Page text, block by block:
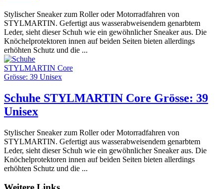
Stylischer Sneaker zum Roller oder Motorradfahren von
STYLMARTIN. Gefertigt aus wasserabweisendem genarbtem
Leder, sieht dieser Schuh wie ein gewöhnlicher Sneaker aus. Die
Knöchelprotektoren innen auf beiden Seiten bieten allerdings
erhöhten Schutz und die ...
Schuhe STYLMARTIN Core Grösse: 39
Unisex
Stylischer Sneaker zum Roller oder Motorradfahren von
STYLMARTIN. Gefertigt aus wasserabweisendem genarbtem
Leder, sieht dieser Schuh wie ein gewöhnlicher Sneaker aus. Die
Knöchelprotektoren innen auf beiden Seiten bieten allerdings
erhöhten Schutz und die ...